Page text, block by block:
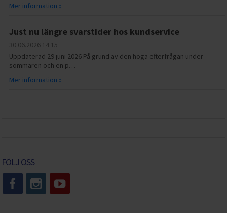
Mer information »
Just nu längre svarstider hos kundservice
30.06.2026 14.15
Uppdaterad 29 juni 2026 På grund av den höga efterfrågan under
sommaren och en p…
Mer information »
FÖLJ OSS